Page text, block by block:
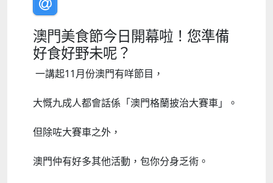
澳門美食節今日開幕啦！您準備
好食好野未呢？
一講起11月份澳門有咩節目，
大慨九成人都會話係「澳門格蘭披治大賽車」。
但除咗大賽車之外，
澳門仲有好多其他活動，包你分身乏術。